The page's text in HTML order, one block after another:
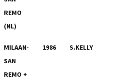
REMO
(NL)
MILAAN-
SAN
REMO +
1986 S.KELLY